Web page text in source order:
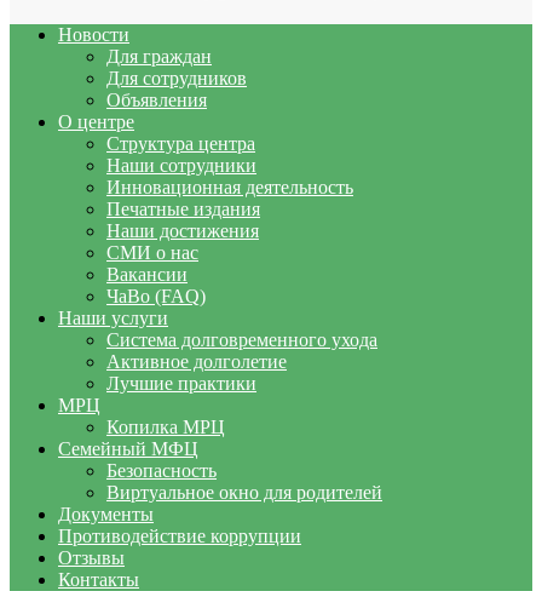
Новости
Для граждан
Для сотрудников
Объявления
О центре
Структура центра
Наши сотрудники
Инновационная деятельность
Печатные издания
Наши достижения
СМИ о нас
Вакансии
ЧаВо (FAQ)
Наши услуги
Система долговременного ухода
Активное долголетие
Лучшие практики
МРЦ
Копилка МРЦ
Семейный МФЦ
Безопасность
Виртуальное окно для родителей
Документы
Противодействие коррупции
Отзывы
Контакты